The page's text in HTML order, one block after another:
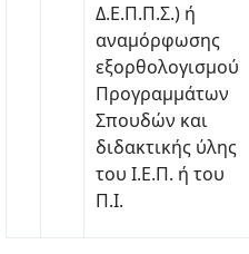
Δ.Ε.Π.Π.Σ.) ή
αναμόρφωσης
εξορθολογισμού
Προγραμμάτων
Σπουδών και
διδακτικής ύλης
του Ι.Ε.Π. ή του
Π.Ι.